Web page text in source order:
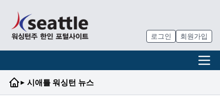
로그인 회원가입
▸ 시애틀 워싱턴 뉴스